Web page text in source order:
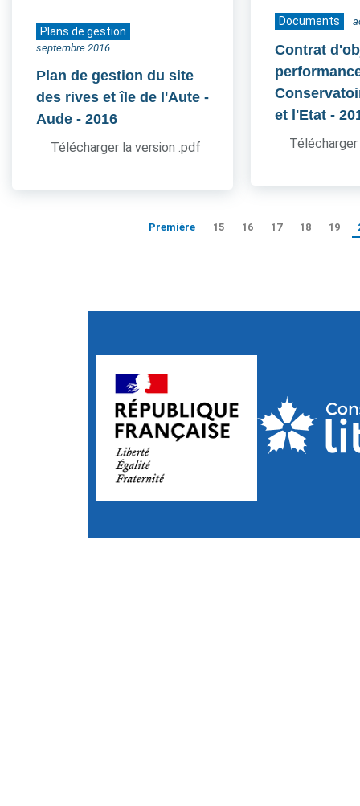
Plans de gestion
septembre 2016
Plan de gestion du site
des rives et île de l'Aute -
Aude - 2016
Télécharger la version .pdf
Documents
Contrat
et l'Etat -
Première 15 16 17 18 19